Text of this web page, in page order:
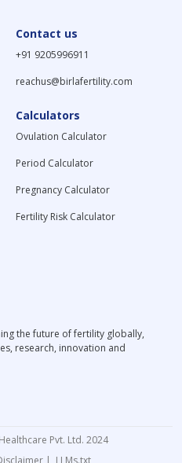
Contact us
+91 9205996911
reachus@birlafertility.com
Calculators
Ovulation Calculator
Period Calculator
Pregnancy Calculator
Fertility Risk Calculator
the future of fertility globally,
research, innovation and
Pvt. Ltd. 2024
| LLMs.txt